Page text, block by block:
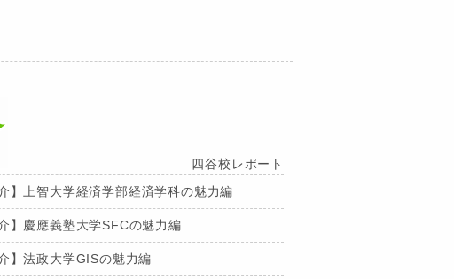
四谷校レポート
】上智大学経済学部経済学科の魅力編
】慶應義塾大学SFCの魅力編
】法政大学GISの魅力編